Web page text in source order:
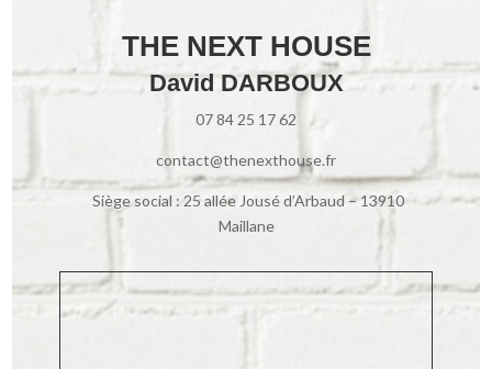
THE NEXT HOUSE
David DARBOUX
07 84 25 17 62
contact@thenexthouse.fr
Siège social : 25 allée Jousé d’Arbaud – 13910
Maillane